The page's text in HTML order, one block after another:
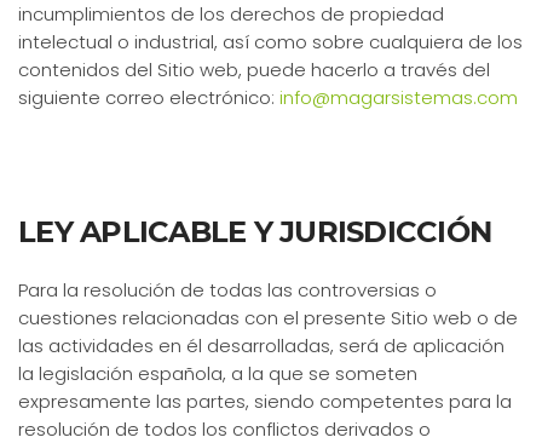
incumplimientos de los derechos de propiedad
intelectual o industrial, así como sobre cualquiera de los
contenidos del Sitio web, puede hacerlo a través del
siguiente correo electrónico: info@magarsistemas.com
LEY APLICABLE Y JURISDICCIÓN
Para la resolución de todas las controversias o
cuestiones relacionadas con el presente Sitio web o de
las actividades en él desarrolladas, será de aplicación
la legislación española, a la que se someten
expresamente las partes, siendo competentes para la
resolución de todos los conflictos derivados o